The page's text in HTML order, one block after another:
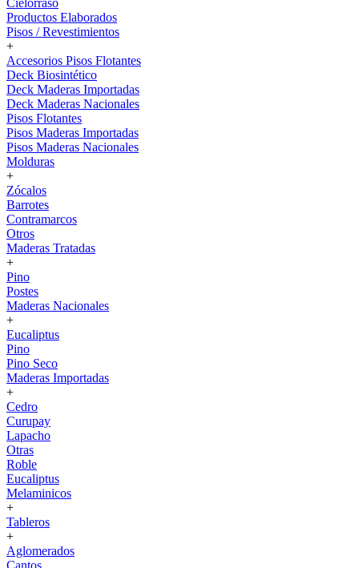
Cielorraso
Productos Elaborados
Pisos / Revestimientos
+
Accesorios Pisos Flotantes
Deck Biosintético
Deck Maderas Importadas
Deck Maderas Nacionales
Pisos Flotantes
Pisos Maderas Importadas
Pisos Maderas Nacionales
Molduras
+
Zócalos
Barrotes
Contramarcos
Otros
Maderas Tratadas
+
Pino
Postes
Maderas Nacionales
+
Eucaliptus
Pino
Pino Seco
Maderas Importadas
+
Cedro
Curupay
Lapacho
Otras
Roble
Eucaliptus
Melaminicos
+
Tableros
+
Aglomerados
Cantos